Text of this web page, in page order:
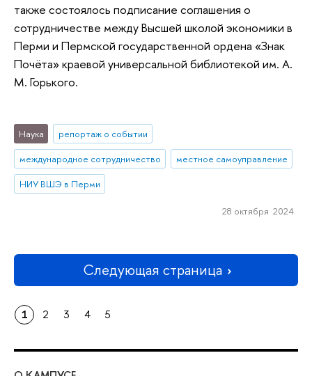
также состоялось подписание соглашения о
сотрудничестве между Высшей школой экономики в
Перми и Пермской государственной ордена «Знак
Почёта» краевой универсальной библиотекой им. А.
М. Горького.
Наука
репортаж о событии
международное сотрудничество
местное самоуправление
НИУ ВШЭ в Перми
28 октября 2024
Следующая страница
1 2 3 4 5